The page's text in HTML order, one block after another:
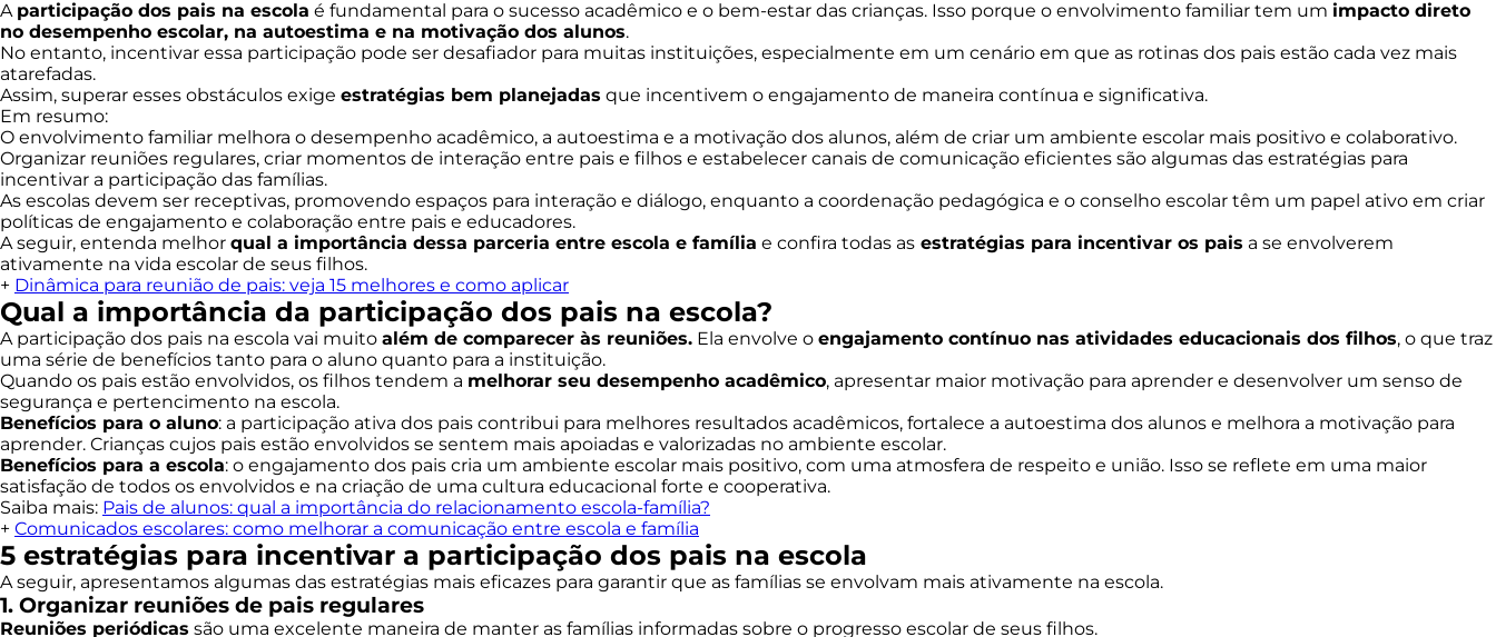
A participação dos pais na escola é fundamental para o sucesso acadêmico e o bem-estar das crianças. Isso porque o envolvimento familiar tem um impacto direto
no desempenho escolar, na autoestima e na motivação dos alunos.
No entanto, incentivar essa participação pode ser desafiador para muitas instituições, especialmente em um cenário em que as rotinas dos pais estão cada vez mais
atarefadas.
Assim, superar esses obstáculos exige estratégias bem planejadas que incentivem o engajamento de maneira contínua e significativa.
Em resumo:
O envolvimento familiar melhora o desempenho acadêmico, a autoestima e a motivação dos alunos, além de criar um ambiente escolar mais positivo e colaborativo.
Organizar reuniões regulares, criar momentos de interação entre pais e filhos e estabelecer canais de comunicação eficientes são algumas das estratégias para
incentivar a participação das famílias.
As escolas devem ser receptivas, promovendo espaços para interação e diálogo, enquanto a coordenação pedagógica e o conselho escolar têm um papel ativo em criar
políticas de engajamento e colaboração entre pais e educadores.
A seguir, entenda melhor qual a importância dessa parceria entre escola e família e confira todas as estratégias para incentivar os pais a se envolverem
ativamente na vida escolar de seus filhos.
+ Dinâmica para reunião de pais: veja 15 melhores e como aplicar
Qual a importância da participação dos pais na escola?
A participação dos pais na escola vai muito além de comparecer às reuniões. Ela envolve o engajamento contínuo nas atividades educacionais dos filhos, o que traz
uma série de benefícios tanto para o aluno quanto para a instituição.
Quando os pais estão envolvidos, os filhos tendem a melhorar seu desempenho acadêmico, apresentar maior motivação para aprender e desenvolver um senso de
segurança e pertencimento na escola.
Benefícios para o aluno: a participação ativa dos pais contribui para melhores resultados acadêmicos, fortalece a autoestima dos alunos e melhora a motivação para
aprender. Crianças cujos pais estão envolvidos se sentem mais apoiadas e valorizadas no ambiente escolar.
Benefícios para a escola: o engajamento dos pais cria um ambiente escolar mais positivo, com uma atmosfera de respeito e união. Isso se reflete em uma maior
satisfação de todos os envolvidos e na criação de uma cultura educacional forte e cooperativa.
Saiba mais: Pais de alunos: qual a importância do relacionamento escola-família?
+ Comunicados escolares: como melhorar a comunicação entre escola e família
5 estratégias para incentivar a participação dos pais na escola
A seguir, apresentamos algumas das estratégias mais eficazes para garantir que as famílias se envolvam mais ativamente na escola.
1. Organizar reuniões de pais regulares
Reuniões periódicas são uma excelente maneira de manter as famílias informadas sobre o progresso escolar de seus filhos.